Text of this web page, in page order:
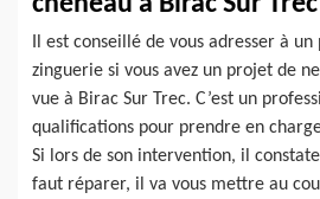
Il est conseillé de vous adresser à
zinguerie si vous avez un projet de
vue à Birac Sur Trec. C’est un
qualifications pour prendre en
Si lors de son intervention, il constate
faut réparer, il va vous mettre au